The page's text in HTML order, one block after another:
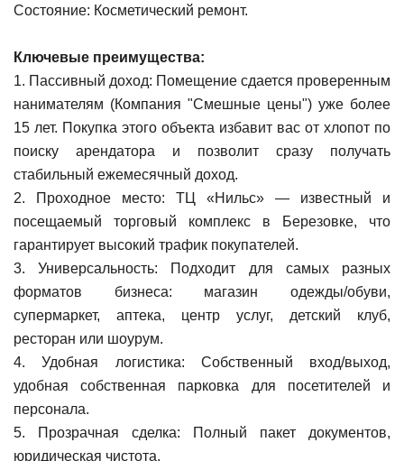
Состояние: Косметический ремонт.
Ключевые преимущества:
1. Пассивный доход: Помещение сдается проверенным
нанимателям (Компания "Смешные цены") уже более
15 лет. Покупка этого объекта избавит вас от хлопот по
поиску арендатора и позволит сразу получать
стабильный ежемесячный доход.
2. Проходное место: ТЦ «Нильс» — известный и
посещаемый торговый комплекс в Березовке, что
гарантирует высокий трафик покупателей.
3. Универсальность: Подходит для самых разных
форматов бизнеса: магазин одежды/обуви,
супермаркет, аптека, центр услуг, детский клуб,
ресторан или шоурум.
4. Удобная логистика: Собственный вход/выход,
удобная собственная парковка для посетителей и
персонала.
5. Прозрачная сделка: Полный пакет документов,
юридическая чистота.